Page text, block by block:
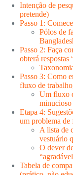
Intenção de
pretende)
Passo 1:
Pólos de
Passo 2: Faça
obterá respostas
Passo 3: Como
fluxo de
Um fluxo
minucioso
Etapa 4:
um problema de
A lista de
vestuário
O dever
Tabela de